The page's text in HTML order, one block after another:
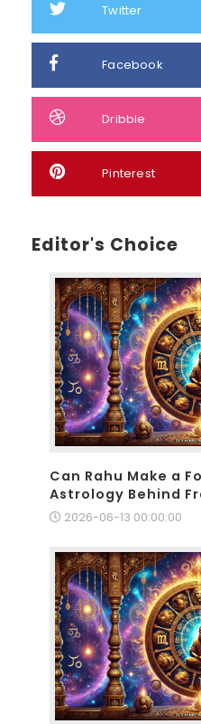
Twitter
Facebook
Dribble
Pinterest
Editor's Choice
Can Rahu Make a
Astrology Behind
2026-06-13 00:00:00